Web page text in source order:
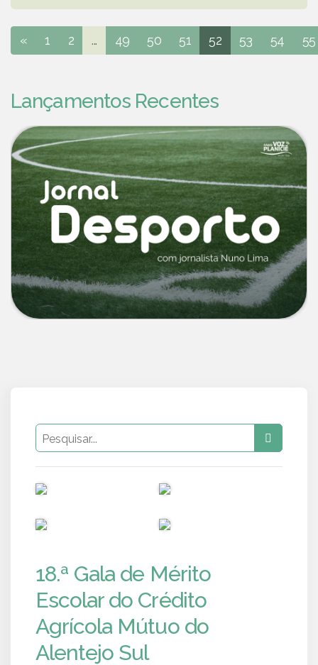
« 1 2 ... 49 50 51 52 53 54 55
Lançamentos Recentes
18.ª Gala de Mérito
Escolar do Crédito
Agrícola Mútuo do
Alentejo Sul